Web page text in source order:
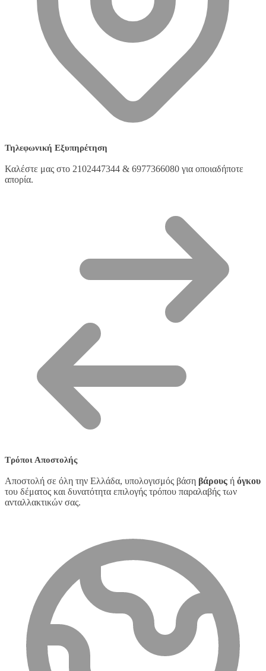
Τηλεφωνική Εξυπηρέτηση
Καλέστε μας στο 2102447344 & 6977366080 για οποιαδήποτε
απορία.
Τρόποι Αποστολής
Αποστολή σε όλη την Ελλάδα, υπολογισμός βάση βάρους ή όγκου
του δέματος και δυνατότητα επιλογής τρόπου παραλαβής των
ανταλλακτικών σας.